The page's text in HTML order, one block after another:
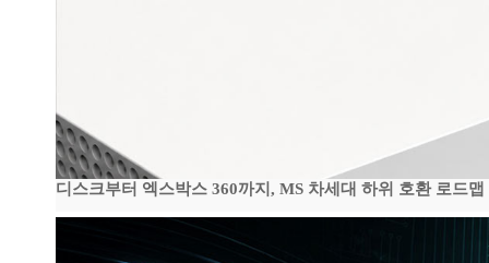
디스크부터 엑스박스 360까지, MS 차세대 하위 호환 로드맵